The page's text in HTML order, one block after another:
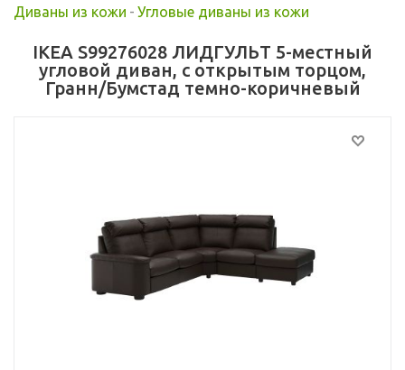
Диваны из кожи - Угловые диваны из кожи
IKEA S99276028 ЛИДГУЛЬТ 5-местный
угловой диван, с открытым торцом,
Гранн/Бумстад темно-коричневый